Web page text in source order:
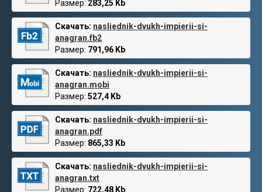
Размер: 283,25 Kb
Скачать: nasliednik-dvukh-impierii-si-
anagran.fb2
Размер: 791,96 Kb
Скачать: nasliednik-dvukh-impierii-si-
anagran.mobi
Размер: 527,4 Kb
Скачать: nasliednik-dvukh-impierii-si-
anagran.pdf
Размер: 865,33 Kb
Скачать: nasliednik-dvukh-impierii-si-
anagran.txt
Размер: 722,48 Kb